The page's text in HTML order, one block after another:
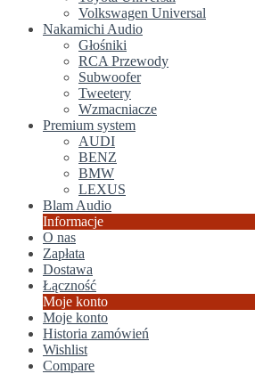
Volkswagen Universal
Nakamichi Audio
Głośniki
RCA Przewody
Subwoofer
Tweetery
Wzmacniacze
Premium system
AUDI
BENZ
BMW
LEXUS
Blam Audio
Informacje
O nas
Zapłata
Dostawa
Łączność
Moje konto
Moje konto
Historia zamówień
Wishlist
Compare